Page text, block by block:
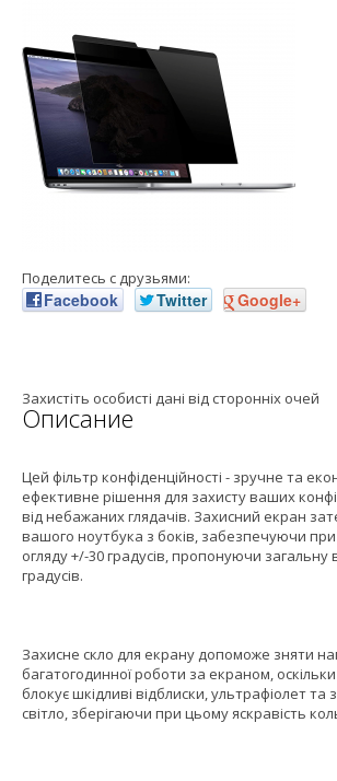
Поделитесь с друзьями:
Facebook Twitter Google+
Описание
Захистіть особисті дані від сторонніх очей
Цей фільтр конфіденційності - зручне та
ефективне рішення для захисту ваших
від небажаних глядачів. Захисний екран
вашого ноутбука з боків, забезпечуючи
огляду +/-30 градусів, пропонуючи
градусів.
Захисне скло для екрану допоможе зняти
багатогодинної роботи за екраном,
блокує шкідливі відблиски, ультрафіолет та
світло, зберігаючи при цьому яскравість